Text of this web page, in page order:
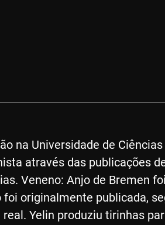
na Universidade de Ciências
através das publicações
Veneno: Anjo de Bremen
originalmente publicada,
Yelin produziu tirinhas